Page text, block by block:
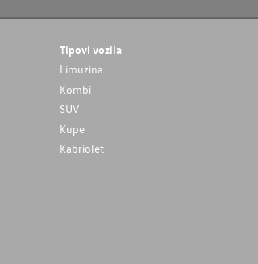
Tipovi vozila
Limuzina
Kombi
SUV
Kupe
Kabriolet